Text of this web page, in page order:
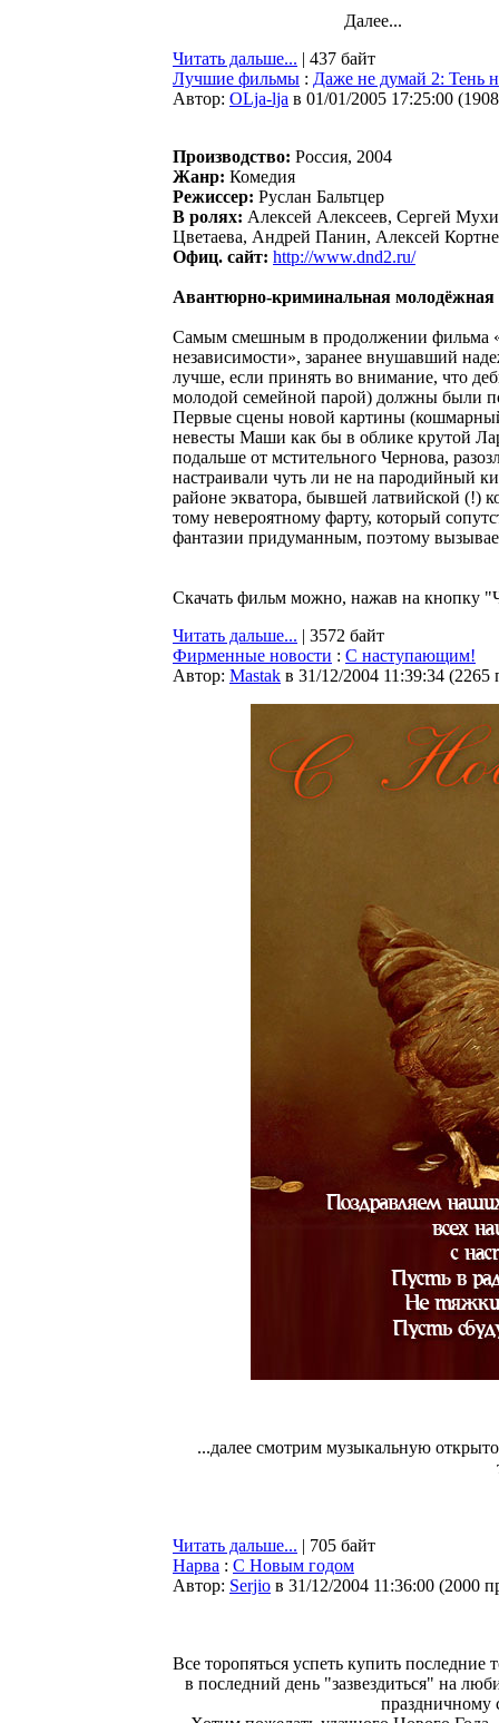
Далее...
Читать дальше... | 437 байт
Лучшие фильмы : Даже не думай 2: Тень
Автор: OLja-lja в 01/01/2005 17:25:00 (
Производство: Россия, 2004
Жанр: Комедия
Режиссер: Руслан Бальтцер
В ролях: Алексей Алексеев, Сергей
Цветаева, Андрей Панин, Алексей
Офиц. сайт: http://www.dnd2.ru/
Авантюрно-криминальная молодёжная
Самым смешным в продолжении фильма
независимости», заранее внушавший
лучше, если принять во внимание, что
молодой семейной парой) должны были
Первые сцены новой картины
невесты Маши как бы в облике крутой
подальше от мстительного Чернова,
настраивали чуть ли не на пародийный
районе экватора, бывшей латвийской (!)
тому невероятному фарту, который
фантазии придуманным, поэтому
Скачать фильм можно, нажав на кнопку
Читать дальше... | 3572 байт
Фирменные новости : С наступающим!
Автор: Мastak в 31/12/2004 11:39:34 (2265
...далее смотрим музыкальную
Читать дальше... | 705 байт
Нарва : С Новым годом
Автор: Serjio в 31/12/2004 11:36:00 (2000
Все торопяться успеть купить
в последний день "зазвездиться" на
праздничному